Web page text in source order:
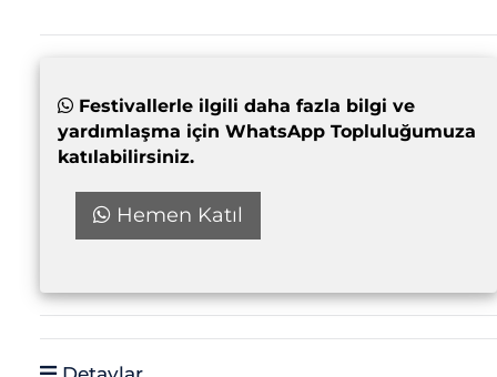
Festivallerle ilgili daha fazla bilgi ve
yardımlaşma için WhatsApp Topluluğumuza
katılabilirsiniz.
Hemen Katıl